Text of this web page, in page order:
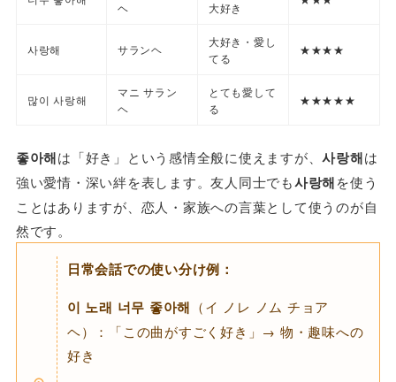
ヘ
大好き
사랑해 サランヘ
大好き・愛し
てる
★★★★
많이 사랑해
マニ サラン
ヘ
とても愛して
る
★★★★★
좋아해は「好き」という感情全般に使えますが、사랑해は
強い愛情・深い絆を表します。友人同士でも사랑해を使う
ことはありますが、恋人・家族への言葉として使うのが自
然です。
日常会話での使い分け例：
이 노래 너무 좋아해 （イ ノレ ノム チョア
ヘ）：「この曲がすごく好き」→ 物・趣味への
好き